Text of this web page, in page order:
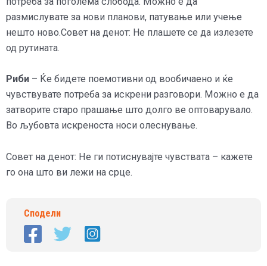
размислувате за нови планови, патување или учење
нешто ново.Совет на денот: Не плашете се да излезете
од рутината.
Риби – Ќе бидете поемотивни од вообичаено и ќе
чувствувате потреба за искрени разговори. Можно е да
затворите старо прашање што долго ве оптоварувало.
Во љубовта искреноста носи олеснување.
Совет на денот: Не ги потиснувајте чувствата – кажете
го она што ви лежи на срце.
Сподели